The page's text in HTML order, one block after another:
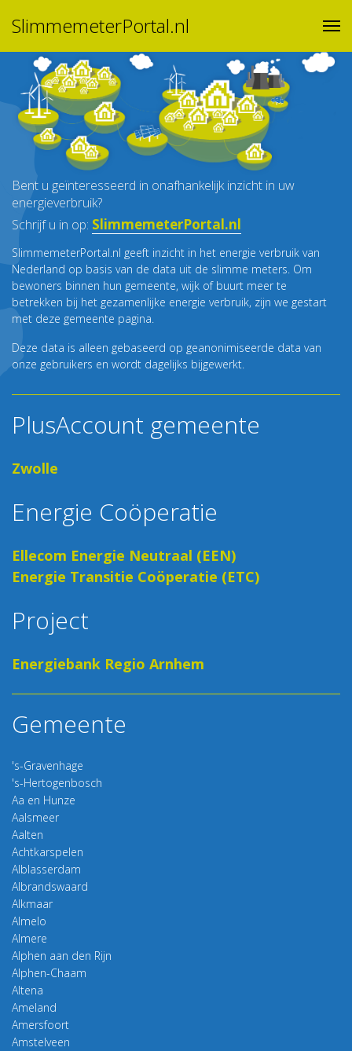
SlimmemeterPortal.nl
Bent u geïnteresseerd in onafhankelijk inzicht in uw
energieverbruik?
Schrijf u in op: SlimmemeterPortal.nl
SlimmemeterPortal.nl geeft inzicht in het energie verbruik van
Nederland op basis van de data uit de slimme meters. Om
bewoners binnen hun gemeente, wijk of buurt meer te
betrekken bij het gezamenlijke energie verbruik, zijn we gestart
met deze gemeente pagina.
Deze data is alleen gebaseerd op geanonimiseerde data van
onze gebruikers en wordt dagelijks bijgewerkt.
PlusAccount gemeente
Zwolle
Energie Coöperatie
Ellecom Energie Neutraal (EEN)
Energie Transitie Coöperatie (ETC)
Project
Energiebank Regio Arnhem
Gemeente
's-Gravenhage
's-Hertogenbosch
Aa en Hunze
Aalsmeer
Aalten
Achtkarspelen
Alblasserdam
Albrandswaard
Alkmaar
Almelo
Almere
Alphen aan den Rijn
Alphen-Chaam
Altena
Ameland
Amersfoort
Amstelveen